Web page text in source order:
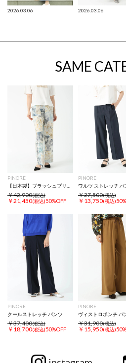
2026.03.06 2026.03.06
SAME
PINORE
￥42,900(税込)
￥21,450(税込)50%OFF
PINORE
ワルツ ストレッチ パ
￥27,500(税込)
￥13,750(税込)
PINORE
クールストレッチ パンツ
￥37,400(税込)
￥18,700(税込)50%OFF
PINORE
ヴィストロポンチ パ
￥31,900(税込)
￥15,950(税込)